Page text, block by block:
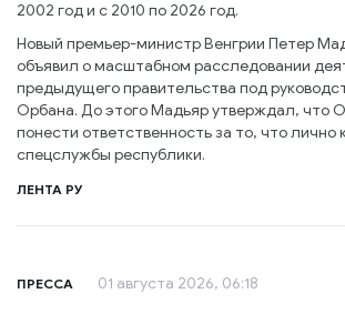
2002 год и с 2010 по 2026 год.
Новый премьер-министр Венгрии Петер
объявил о масштабном расследовании
предыдущего правительства под
Орбана. До этого Мадьяр утверждал, что
понести ответственность за то, что лично
спецслужбы республики.
ЛЕНТА РУ
ПРЕССА 01 августа 2026, 06:18